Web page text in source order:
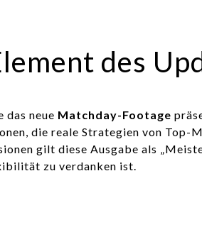
des
das neue Matchday-Footage
die reale Strategien von Top-
gilt diese Ausgabe als
zu verdanken ist.